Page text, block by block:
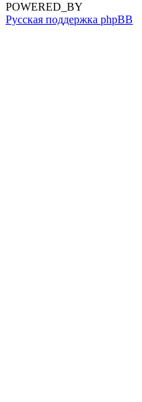
POWERED_BY
Русская поддержка phpBB